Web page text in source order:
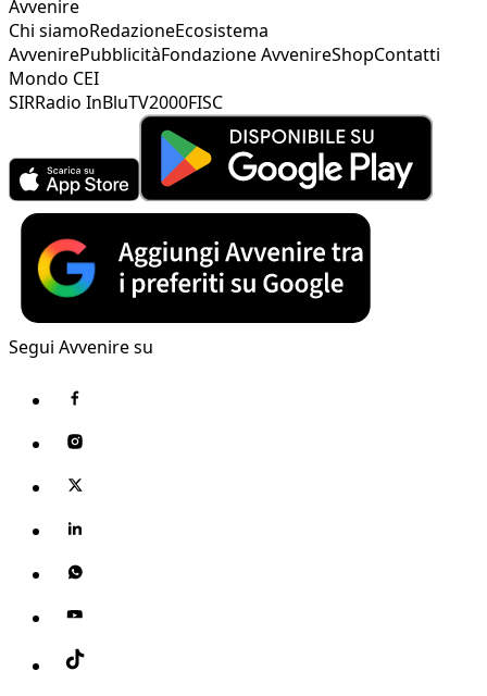
Avvenire
Chi siamoRedazioneEcosistema
AvvenirePubblicitàFondazione AvvenireShopContatti
Mondo CEI
SIRRadio InBluTV2000FISC
Segui Avvenire su